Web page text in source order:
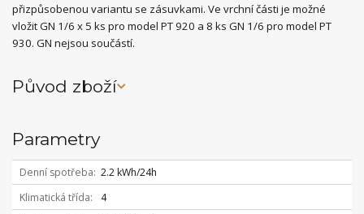
přizpůsobenou variantu se zásuvkami. Ve vrchní části je možné
vložit GN 1/6 x 5 ks pro model PT 920 a 8 ks GN 1/6 pro model PT
930. GN nejsou součástí.
Původ zboží
Parametry
Denní spotřeba 2.2 kWh/24h
Klimatická třída
4